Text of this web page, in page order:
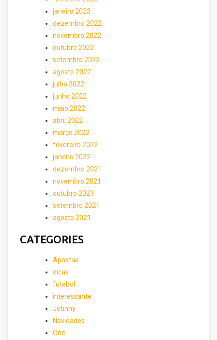
janeiro 2023
dezembro 2022
novembro 2022
outubro 2022
setembro 2022
agosto 2022
julho 2022
junho 2022
maio 2022
abril 2022
março 2022
fevereiro 2022
janeiro 2022
dezembro 2021
novembro 2021
outubro 2021
setembro 2021
agosto 2021
CATEGORIES
Apostas
dicas
futebol
interessante
Johnny
Novidades
One